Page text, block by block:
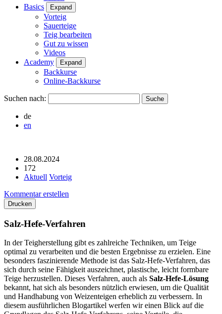
Basics
Expand
Vorteig
Sauerteige
Teig bearbeiten
Gut zu wissen
Videos
Academy
Expand
Backkurse
Online-Backkurse
Suchen nach:
de
en
28.08.2024
172
Aktuell Vorteig
Kommentar erstellen
Drucken
Salz-Hefe-Verfahren
In der Teigherstellung gibt es zahlreiche Techniken, um Teige
optimal zu verarbeiten und die besten Ergebnisse zu erzielen. Eine
besonders faszinierende Methode ist das Salz-Hefe-Verfahren, das
sich durch seine Fähigkeit auszeichnet, plastische, leicht formbare
Teige herzustellen. Dieses Verfahren, auch als Salz-Hefe-Lösung
bekannt, hat sich als besonders nützlich erwiesen, um die Qualität
und Handhabung von Weizenteigen erheblich zu verbessern. In
diesem ausführlichen Blogartikel werfen wir einen Blick auf die